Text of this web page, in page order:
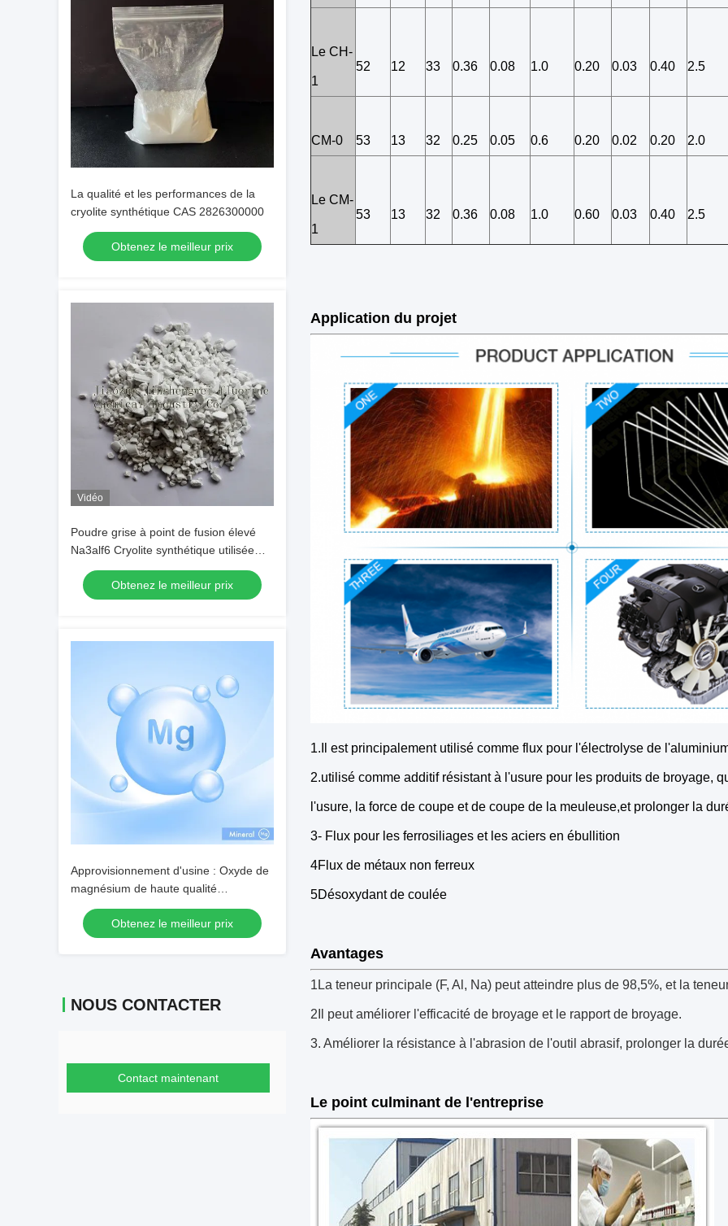
La qualité et les performances de la
cryolite synthétique CAS 2826300000
Obtenez le meilleur prix
Vidéo
Poudre grise à point de fusion élevé
Na3alf6 Cryolite synthétique utilisée
comme flux d'électrolyse de
l'aluminiumObtenez le meilleur prix
Approvisionnement d'usine : Oxyde de
magnésium de haute qualité
(personnalisable sur demande) — N°
CAS 1309-48-4
Obtenez le meilleur prix
NOUS CONTACTER
Contact maintenant
Le CH-
1
52 12 33 0.36 0.08 1.0 0.20 0.03 0.40 2.5
CM-0 53 13 32 0.25 0.05 0.6 0.20 0.02 0.20 2.0
Le CM-
1
53 13 32 0.36 0.08 1.0 0.60 0.03 0.40 2.5
Application du projet
1.Il est principalement utilisé comme flux pour l'électrolyse de
2.utilisé comme additif résistant à l'usure pour les produits de broyage,
l'usure, la force de coupe et de coupe de la meuleuse,et prolonger la
3- Flux pour les ferrosiliages et les aciers en ébullition
4Flux de métaux non ferreux
5Désoxydant de coulée
Avantages
1La teneur principale (F, Al, Na) peut atteindre plus de 98,5%, et la
2Il peut améliorer l'efficacité de broyage et le rapport de broyage.
3. Améliorer la résistance à l'abrasion de l'outil abrasif, prolonger la
Le point culminant de l'entreprise